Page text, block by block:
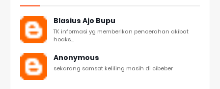
Blasius Ajo Bupu
TK informasi yg memberikan pencerahan akibat
hoaks...
Anonymous
sekarang samsat keliling masih di cibeber